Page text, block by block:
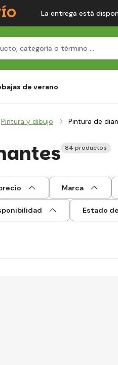
La entrega está
de verano
Pintura y dibujo Pintura de
84 productos
Marca
Estado